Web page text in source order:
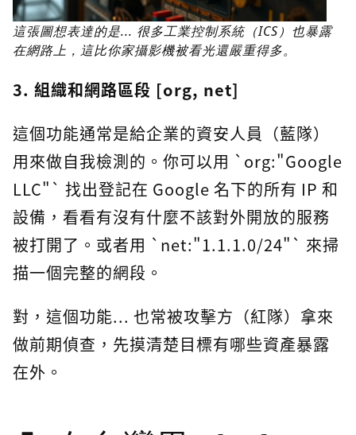
這張圖想表達的是... 很多工業控制系統（ICS）也暴露
在網路上，這比你家攝影機被看光還嚴重得多。
3. 組織和網路區段 [org, net]
這個功能通常是給企業的資安人員（藍隊）
用來做自我檢測的。你可以用 `org:"Google
LLC"` 找出登記在 Google 名下的所有 IP 和
設備，看看有沒有什麼不該對外開放的服務
被打開了。或者用 `net:"1.1.1.0/24"` 來掃
描一個完整的網段。
對，這個功能... 也常被攻擊方（紅隊）拿來
做前期偵查，先摸清楚目標有哪些資產暴露
在外。